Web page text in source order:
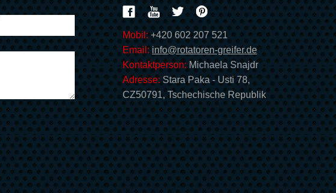
Mobil:+420 602 207 521
Email: info@rotatoren-greifer.de
Kontaktperson:Michaela Snajdr
Adresse:Stara Paka - Usti 78,
CZ50791, Tschechische Republik